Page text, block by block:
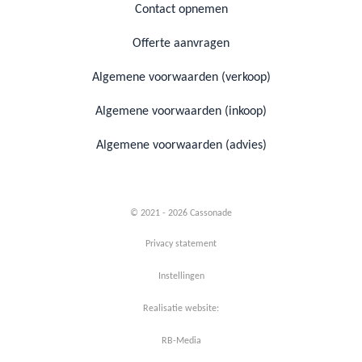
Contact opnemen
Offerte aanvragen
Algemene voorwaarden (verkoop)
Algemene voorwaarden (inkoop)
Algemene voorwaarden (advies)
© 2021 - 2026 Cassonade
Privacy statement
Instellingen
Realisatie website:
RB-Media